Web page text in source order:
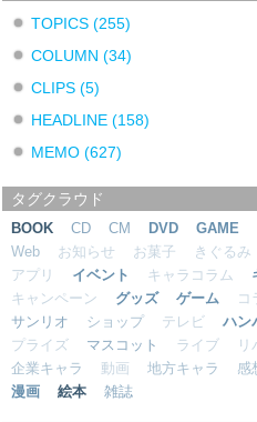
TOPICS (255)
COLUMN (34)
CLIPS (5)
HEADLINE (158)
MEMO (627)
タグクラウド
BOOK CD CM DVD GAME
Web
お知らせ お菓子 きぐるみ
アプリ
イベント キャラコラム
キャンペーン
グッズ ゲーム コ
サンリオ
ショップ テレビ ハン
プライズ
マスコット ライブ リ
企業キャラ
動画 地方キャラ 感
漫画
絵本 雑誌